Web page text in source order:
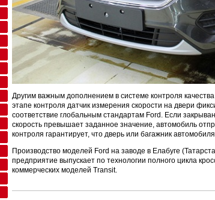
Другим важным дополнением в системе контроля
этапе контроля датчик измерения скорости на двери
соответствие глобальным стандартам Ford. Если
скорость превышает заданное значение, автомобиль
контроля гарантирует, что дверь или багажник
Производство моделей Ford на заводе в Елабуге
предприятие выпускает по технологии полного цикла
коммерческих моделей Transit.